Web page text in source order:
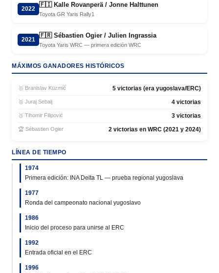
2022
🇫🇮 Kalle Rovanperä / Jonne Halttunen
Toyota GR Yaris Rally1
2021
🇫🇷 Sébastien Ogier / Julien Ingrassia
Toyota Yaris WRC — primera edición WRC
MÁXIMOS GANADORES HISTÓRICOS
🥇 Branislav Küzmič 5 victorias (era yugoslava/ERC)
🥈 Juraj Sebalj 4 victorias
🥉 Tihomir Filipović 3 victorias
🏆 Sébastien Ogier 2 victorias en WRC (2021 y 2024)
LÍNEA DE TIEMPO
1974
Primera edición: INA Delta TL — prueba regional yugoslava
1977
Ronda del campeonato nacional yugoslavo
1986
Inicio del proceso para unirse al ERC
1992
Entrada oficial en el ERC
1996